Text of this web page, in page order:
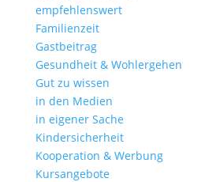
empfehlenswert
Familienzeit
Gastbeitrag
Gesundheit & Wohlergehen
Gut zu wissen
in den Medien
in eigener Sache
Kindersicherheit
Kooperation & Werbung
Kursangebote